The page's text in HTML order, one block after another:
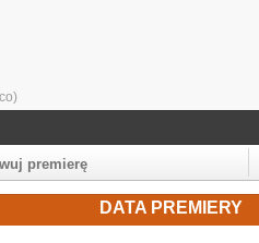
premierę
DATA PREMIERY